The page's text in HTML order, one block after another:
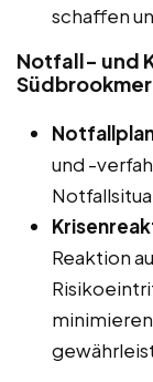
schaffen
Notfall- und
und -
Reaktion